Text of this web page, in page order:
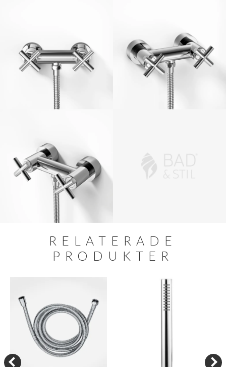
RELATERADE
PRODUKTER